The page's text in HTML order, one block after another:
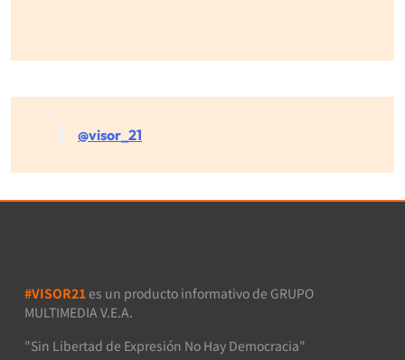
@visor_21
#VISOR21 es un producto informativo de GRUPO
MULTIMEDIA V.E.A.
"Sin Libertad de Expresión No Hay Democracia"